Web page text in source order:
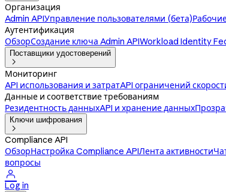
Организация
Admin APIУправление пользователями (бета)
Аутентификация
ОбзорСоздание ключа Admin APIWorkload Identity
Поставщики удостоверений

Мониторинг
API использования и затратAPI ограничений
Данные и соответствие требованиям
Резидентность данныхAPI и хранение данных
Ключи шифрования

Compliance API
ОбзорНастройка Compliance APIЛента активности
вопросы

Log in